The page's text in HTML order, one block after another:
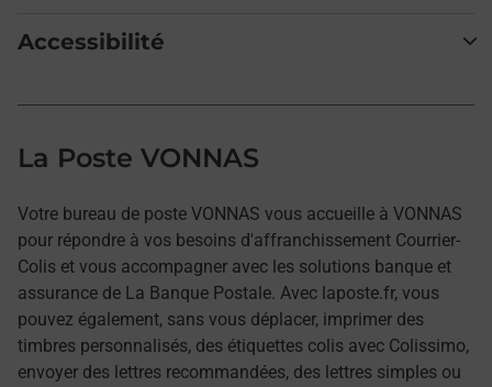
Accessibilité
La Poste VONNAS
Votre bureau de poste VONNAS vous accueille à VONNAS
pour répondre à vos besoins d'affranchissement Courrier-
Colis et vous accompagner avec les solutions banque et
assurance de La Banque Postale. Avec laposte.fr, vous
pouvez également, sans vous déplacer, imprimer des
timbres personnalisés, des étiquettes colis avec Colissimo,
envoyer des lettres recommandées, des lettres simples ou